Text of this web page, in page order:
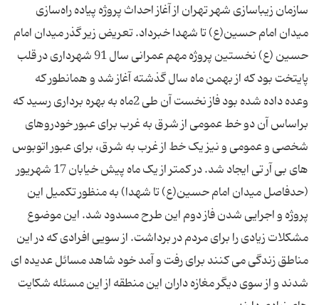
سازمان زیباسازی شهر تهران از آغاز احداث پروژه پیاده راه‌سازی
میدان امام حسین(ع) تا شهدا خبرداد. تعریض زیر گذر میدان امام
حسین (ع) نخستین پروژه مهم عمرانی سال 91 شهرداری در قلب
پایتخت بود که از بهمن ماه سال گذشته آغاز شد و همانطور که
وعده داده شده بود فاز نخست آن طی 2ماه به بهره برداری رسید که
براساس آن دو خط عمومی از شرق به غرب برای عبور خودروهای
شخصی و عمومی و نیز یک خط از غرب به شرق، برای عبور اتوبوس
های بی آر تی ایجاد شد. در کمتر از یک ماه پیش خیابان 17 شهریور
(حدفاصل میدان امام حسین(ع) تا شهدا) به منظور تکمیل این
پروژه و اجرایی شدن فاز دوم این طرح مسدود شد. این موضوع
مشکلات زیادی را برای مردم در برداشت. از سویی افرادی که در این
مناطق زندگی می کنند برای رفت و آمد خود شاهد مسائل عدیده ای
شدند و از سوی دیگر مغازه داران این منطقه از این مسئله شکایت